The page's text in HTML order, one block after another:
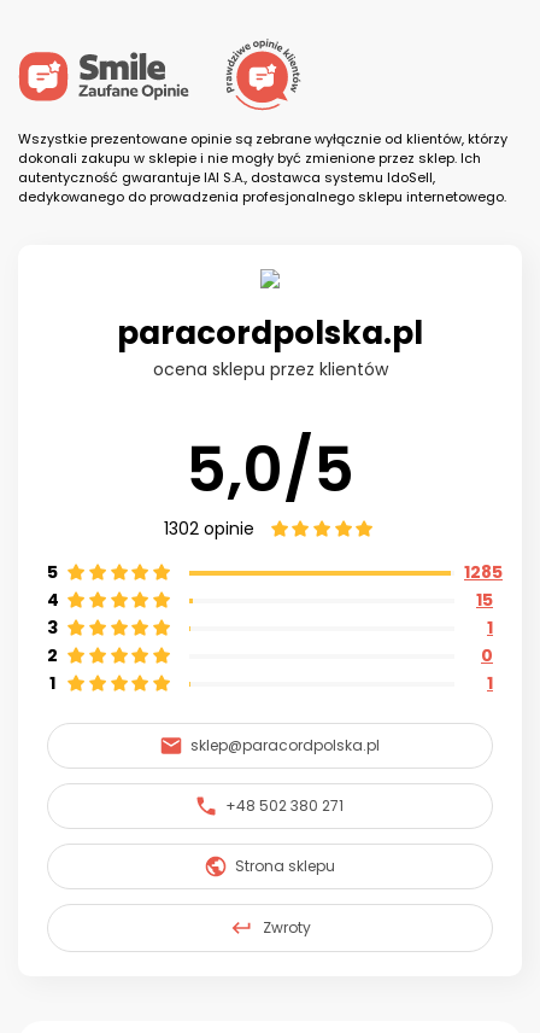
Wszystkie prezentowane opinie są zebrane wyłącznie od klientów, którzy
dokonali zakupu w sklepie i nie mogły być zmienione przez sklep. Ich
autentyczność gwarantuje IAI S.A., dostawca systemu IdoSell,
dedykowanego do prowadzenia profesjonalnego sklepu internetowego.
paracordpolska.pl
ocena sklepu przez klientów
5,0/5
1302 opinie
5
1285
4
15
3
1
2
0
1
1
sklep@paracordpolska.pl
+48 502 380 271
Strona sklepu
Zwroty